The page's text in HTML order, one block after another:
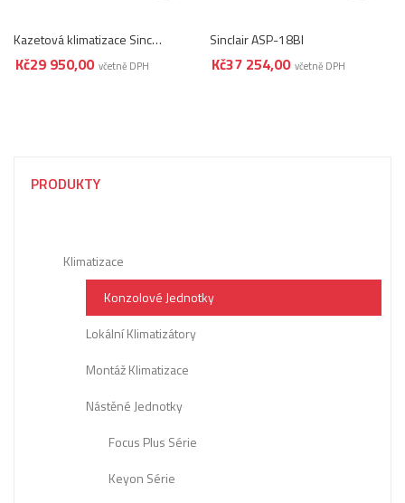
Kazetová klimatizace Sinclair ASP-12BI
Kč29 950,00 včetně DPH
Sinclair ASP-18BI
Kč37 254,00 včetně DPH
PRODUKTY
Klimatizace
Konzolové Jednotky
Lokální Klimatizátory
Montáž Klimatizace
Nástěné Jednotky
Focus Plus Série
Keyon Série